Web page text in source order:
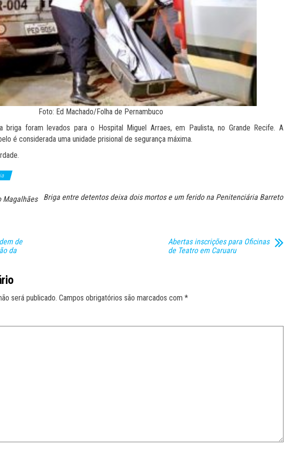
Foto: Ed Machado/Folha de Pernambuco
briga foram levados para o Hospital Miguel Arraes, em Paulista, no Grande Recife. A
é considerada uma unidade prisional de segurança máxima.
Magalhães
Briga entre detentos deixa dois mortos e um ferido na Penitenciária Barreto
de
da
Abertas inscrições para Oficinas
de Teatro em Caruaru
será publicado. Campos obrigatórios são marcados com *